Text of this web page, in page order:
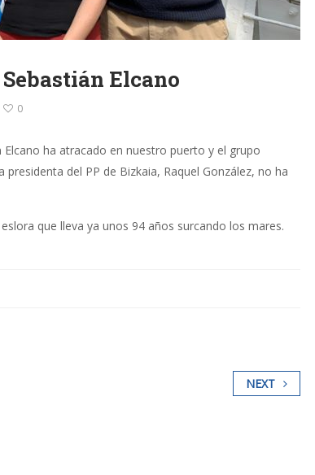
Elcano
0
Elcano ha atracado en nuestro puerto y el grupo
del PP de Bizkaia, Raquel González, no ha
que lleva ya unos 94 años surcando los mares.
NEXT